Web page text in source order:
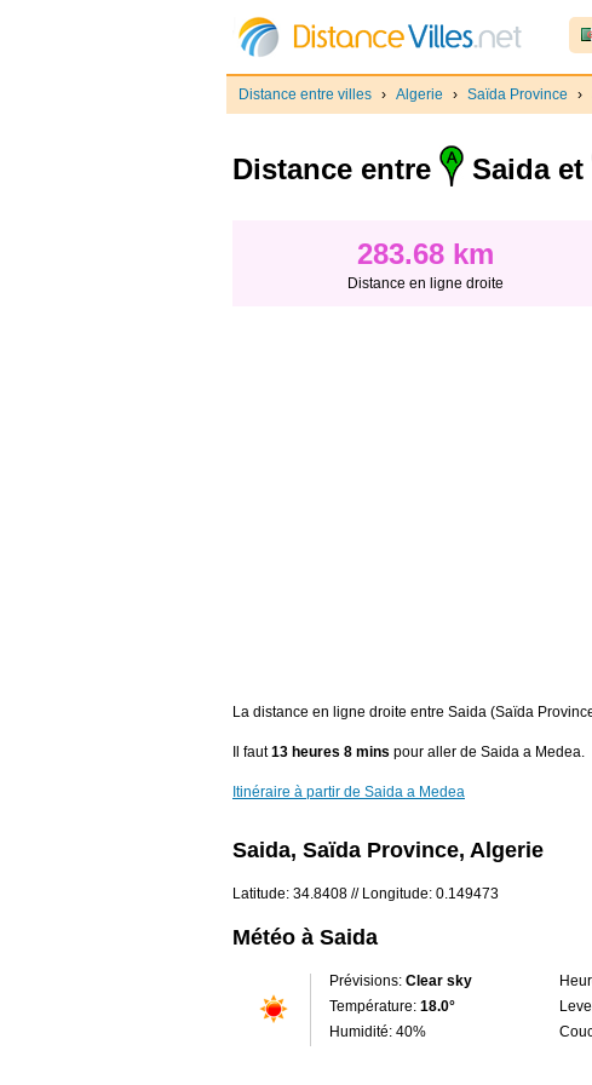
Distance entre villes › Algerie › Saïda Province ›
Distance entre Saida et
283.68 km
Distance en ligne droite
La distance en ligne droite entre Saida (Saïda
Il faut13 heures 8 mins pour aller de Saida a Medea.
Itinéraire à partir de Saida a Medea
Saida, Saïda Province, Algerie
Latitude: 34.8408 // Longitude: 0.149473
Météo à Saida
Prévisions: Clear sky
Température: 18.0°
Humidité: 40%